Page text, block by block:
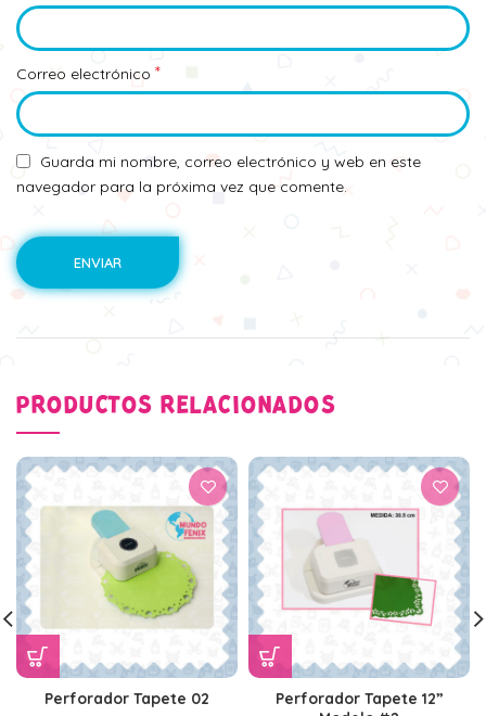
Correo electrónico *
Guarda mi nombre, correo electrónico y web en este
navegador para la próxima vez que comente.
PRODUCTOS RELACIONADOS
Perforador Tapete 02
Perforador Tapete 12”